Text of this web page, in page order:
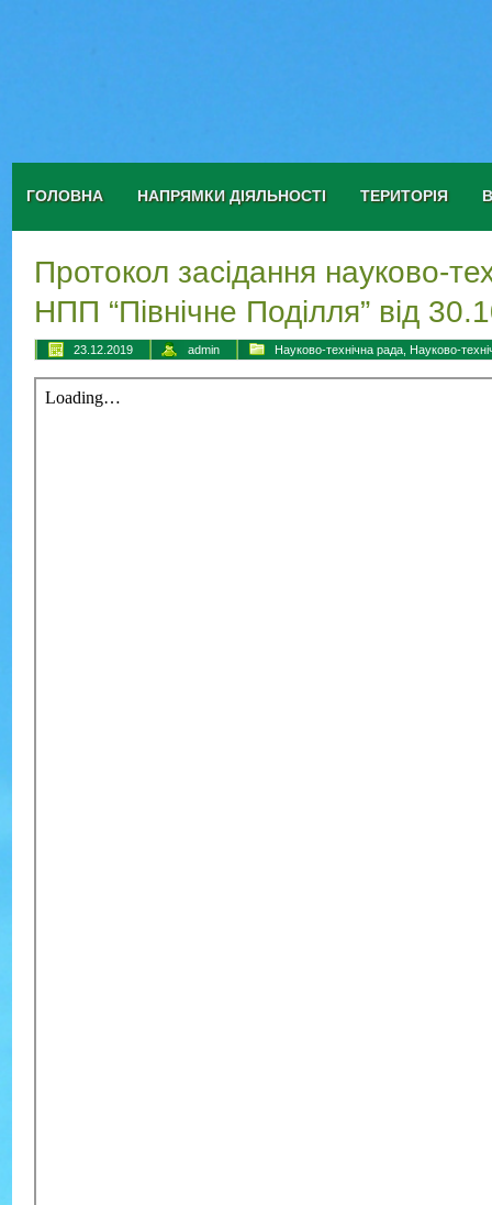
ГОЛОВНА НАПРЯМКИ ДІЯЛЬНОСТІ ТЕРИТОРІЯ
Протокол засідання науково-
НПП “Північне Поділля” від
23.12.2019 admin Науково-технічна рада Науково-